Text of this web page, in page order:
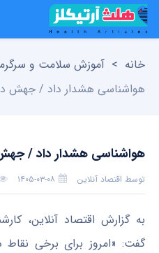
خانه > آموزش سلامت و
هواشناسی هشدار داد / جهش
هواشناسی هشدار داد /
توسط اقتصاد آنلاین ۱۴۰۵-۰۳-۰۸
به گزارش اقتصاد آنلاین،
گفت: «امروز برای برخی نقاط